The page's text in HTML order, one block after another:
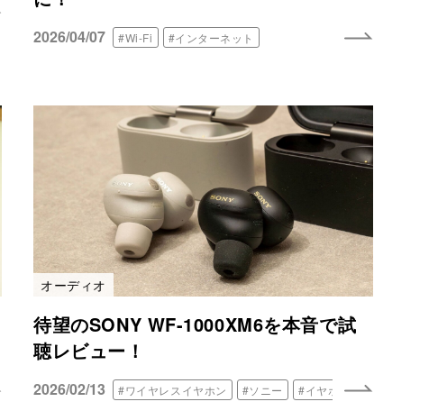
2026/04/07 #Wi-Fi #インターネット
オーディオ
待望のSONY WF-1000XM6を本音で試
聴レビュー！
2026/02/13 #ワイヤレスイヤホン #ソニー #イヤホン